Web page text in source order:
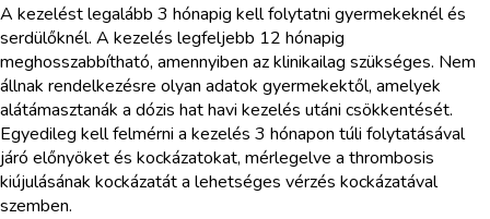
A kezelést legalább 3 hónapig kell folytatni gyermekeknél és
serdülőknél. A kezelés legfeljebb 12 hónapig
meghosszabbítható, amennyiben az klinikailag szükséges. Nem
állnak rendelkezésre olyan adatok gyermekektől, amelyek
alátámasztanák a dózis hat havi kezelés utáni csökkentését.
Egyedileg kell felmérni a kezelés 3 hónapon túli folytatásával
járó előnyöket és kockázatokat, mérlegelve a thrombosis
kiújulásának kockázatát a lehetséges vérzés kockázatával
szemben.